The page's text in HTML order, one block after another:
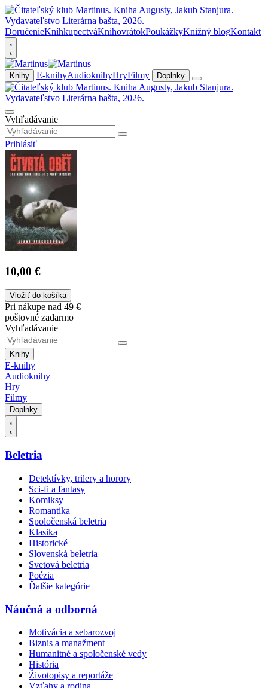
DoručenieKníhkupectváKnihovrátokPoukážkyKnižný blogKontakt
Knihy E-knihyAudioknihyHryFilmy Doplnky
Vyhľadávanie
Prihlásiť
10,00 €
Vložiť do košíka
Pri nákupe nad 49 €
poštovné zadarmo
Vyhľadávanie
Knihy
E-knihy
Audioknihy
Hry
Filmy
Doplnky
Beletria
Detektívky, trilery a horory
Sci-fi a fantasy
Komiksy
Romantika
Spoločenská beletria
Klasika
Historické
Slovenská beletria
Svetová beletria
Poézia
Ďalšie kategórie
Náučná a odborná
Motivácia a sebarozvoj
Biznis a manažment
Humanitné a spoločenské vedy
História
Životopisy a reportáže